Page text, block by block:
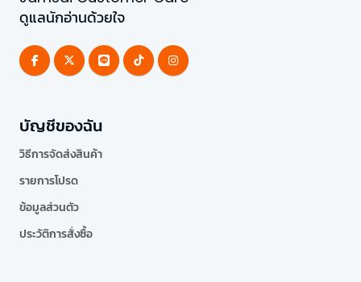
ดูแลนักอ่านด้วยใจ
บัญชีของฉัน
วิธีการจัดส่งสินค้า
รายการโปรด
ข้อมูลส่วนตัว
ประวัติการสั่งซื้อ